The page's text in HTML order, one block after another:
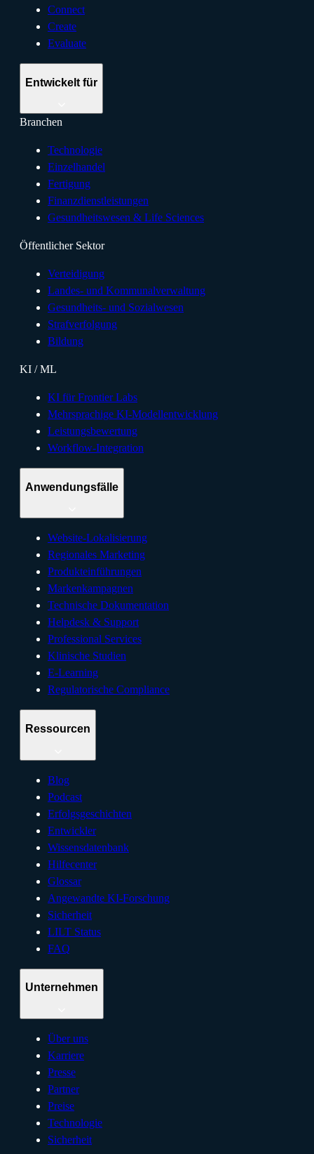
Connect
Create
Evaluate
Entwickelt für
Branchen
Technologie
Einzelhandel
Fertigung
Finanzdienstleistungen
Gesundheitswesen & Life Sciences
Öffentlicher Sektor
Verteidigung
Landes- und Kommunalverwaltung
Gesundheits- und Sozialwesen
Strafverfolgung
Bildung
KI / ML
KI für Frontier Labs
Mehrsprachige KI-Modellentwicklung
Leistungsbewertung
Workflow-Integration
Anwendungsfälle
Website-Lokalisierung
Regionales Marketing
Produkteinführungen
Markenkampagnen
Technische Dokumentation
Helpdesk & Support
Professional Services
Klinische Studien
E-Learning
Regulatorische Compliance
Ressourcen
Blog
Podcast
Erfolgsgeschichten
Entwickler
Wissensdatenbank
Hilfecenter
Glossar
Angewandte KI-Forschung
Sicherheit
LILT Status
FAQ
Unternehmen
Über uns
Karriere
Presse
Partner
Preise
Technologie
Sicherheit